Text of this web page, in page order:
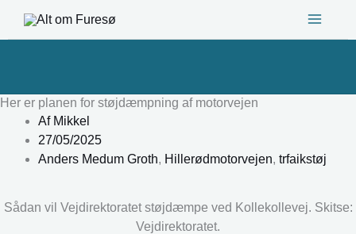
Her er planen for støjdæmpning af motorvejen
AfMikkel
27/05/2025
Anders Medum Groth, Hillerødmotorvejen, trfaikstøj
Sådan vil Vejdirektoratet støjdæmpe ved Kollekollevej. Skitse:
Vejdirektoratet.